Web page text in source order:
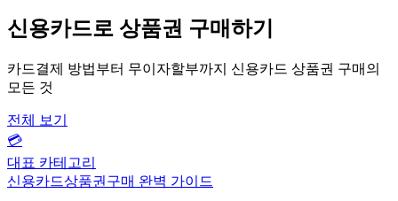
신용카드로 상품권 구매하기
카드결제 방법부터 무이자할부까지 신용카드 상품권 구매의
모든 것
전체 보기
💳
대표 카테고리
신용카드상품권구매 완벽 가이드